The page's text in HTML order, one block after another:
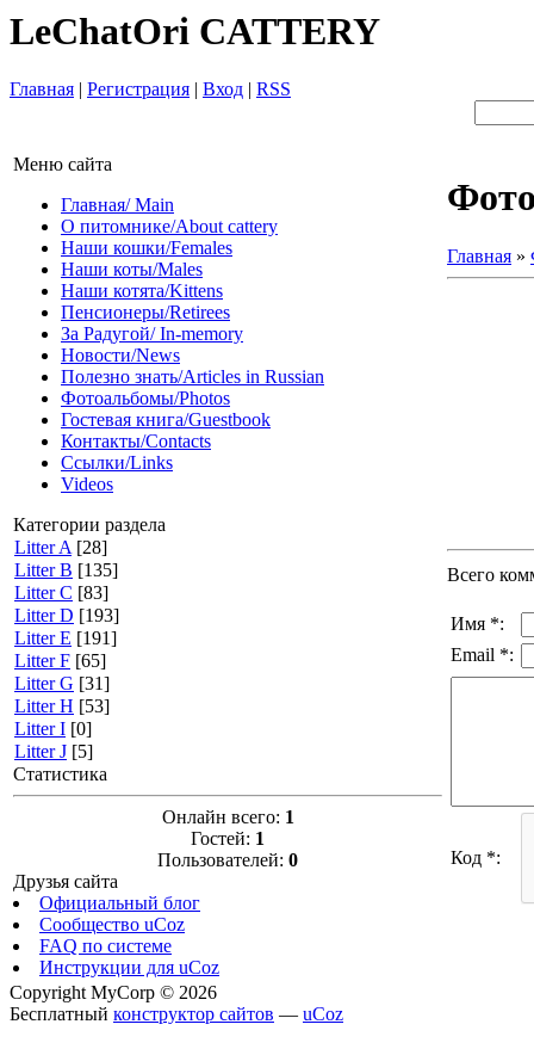
LeChatOri CATTERY
Главная | Регистрация | Вход | RSS
Меню сайта
Главная/ Main
О питомнике/About cattery
Наши кошки/Females
Наши коты/Males
Наши котята/Kittens
Пенсионеры/Retirees
За Радугой/ In-memory
Новости/News
Полезно знать/Articles in Russian
Фотоальбомы/Photos
Гостевая книга/Guestbook
Контакты/Contacts
Ссылки/Links
Videos
Категории раздела
Litter A [28]
Litter B [135]
Litter C [83]
Litter D [193]
Litter E [191]
Litter F [65]
Litter G [31]
Litter H [53]
Litter I [0]
Litter J [5]
Статистика
Онлайн всего: 1
Гостей: 1
Пользователей: 0
Друзья сайта
Официальный блог
Сообщество uCoz
FAQ по системе
Инструкции для uCoz
Главная »
Всего
Имя *:
Email *:
Код *:
Copyright MyCorp © 2026
Бесплатный конструктор сайтов — uCoz